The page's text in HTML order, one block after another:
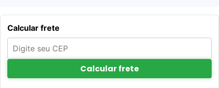
Calcular frete
Calcular frete